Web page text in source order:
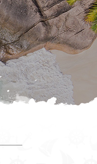
Как конвертировать макет
Что такое фотокнига Премиум